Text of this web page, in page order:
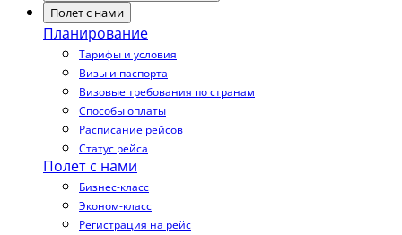
Полет с нами
Планирование
Тарифы и условия
Визы и паспорта
Визовые требования по странам
Способы оплаты
Расписание рейсов
Статус рейса
Полет с нами
Бизнес-класс
Эконом-класс
Регистрация на рейс